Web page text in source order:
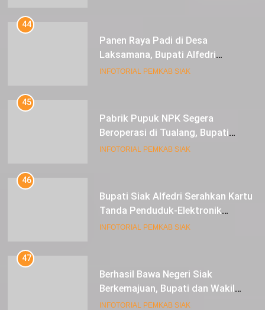
44
Panen Raya Padi di Desa
Laksamana, Bupati Alfedri
Serahkan 16 Unit Mesin Pompa Air
INFOTORIAL PEMKAB SIAK
45
Pabrik Pupuk NPK Segera
Beroperasi di Tualang, Bupati
Alfedri Investasi ini Tingkatkan
INFOTORIAL PEMKAB SIAK
46
Bupati Siak Alfedri Serahkan Kartu
Tanda Penduduk-Elektronik
Kepada Pelajar SMK 1 Koto Gasib
INFOTORIAL PEMKAB SIAK
47
Berhasil Bawa Negeri Siak
Berkemajuan, Bupati dan Wakil
Bupati Siak Terima Gelar Adat
INFOTORIAL PEMKAB SIAK